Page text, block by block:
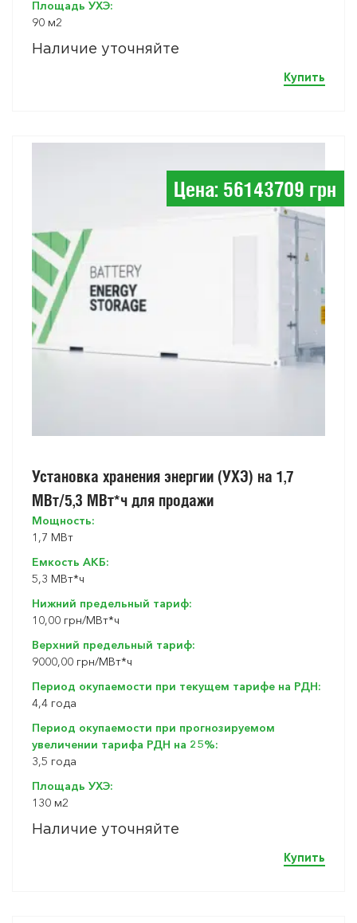
Площадь УХЭ:
90 м2
Наличие уточняйте
Купить
Цена: 56143709 грн
Установка хранения энергии (УХЭ) на 1,7
МВт/5,3 МВт*ч для продажи
Мощность:
1,7 МВт
Емкость АКБ:
5,3 МВт*ч
Нижний предельный тариф:
10,00 грн/МВт*ч
Верхний предельный тариф:
9000,00 грн/МВт*ч
Период окупаемости при текущем тарифе на РДН:
4,4 года
Период окупаемости при прогнозируемом
увеличении тарифа РДН на 25%:
3,5 года
Площадь УХЭ:
130 м2
Наличие уточняйте
Купить